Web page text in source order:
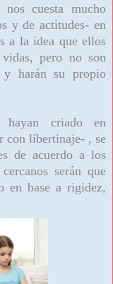
cuesta mucho
y de actitudes- en
a la idea que ellos
pero no son
y harán su propio
criado en
con libertinaje- , se
de acuerdo a los
serán que
en base a rigidez,